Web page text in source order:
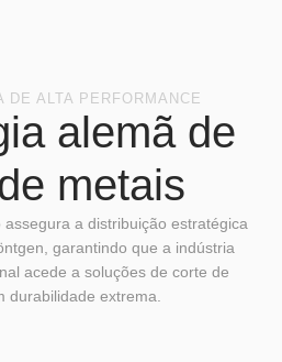
DE ALTA PERFORMANCE
alemã de
metais
a distribuição estratégica
garantindo que a indústria
acede a soluções de corte de
durabilidade extrema.